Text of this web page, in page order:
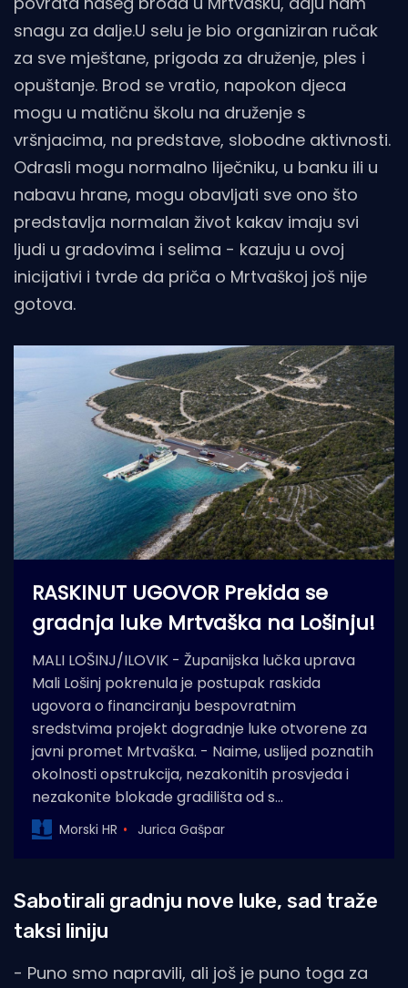
snagu za dalje.U selu je bio organiziran ručak
za sve mještane, prigoda za druženje, ples i
opuštanje. Brod se vratio, napokon djeca
mogu u matičnu školu na druženje s
vršnjacima, na predstave, slobodne aktivnosti.
Odrasli mogu normalno liječniku, u banku ili u
nabavu hrane, mogu obavljati sve ono što
predstavlja normalan život kakav imaju svi
ljudi u gradovima i selima - kazuju u ovoj
inicijativi i tvrde da priča o Mrtvaškoj još nije
gotova.
RASKINUT UGOVOR Prekida se
gradnja luke Mrtvaška na Lošinju!
MALI LOŠINJ/ILOVIK - Županijska lučka uprava
Mali Lošinj pokrenula je postupak raskida
ugovora o financiranju bespovratnim
sredstvima projekt dogradnje luke otvorene za
javni promet Mrtvaška. - Naime, uslijed poznatih
okolnosti opstrukcija, nezakonitih prosvjeda i
nezakonite blokade gradilišta od s…
Morski HR Jurica Gašpar
Sabotirali gradnju nove luke, sad traže
taksi liniju
- Puno smo napravili, ali još je puno toga za